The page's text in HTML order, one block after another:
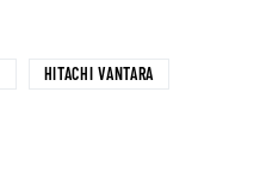
HITACHI VANTARA